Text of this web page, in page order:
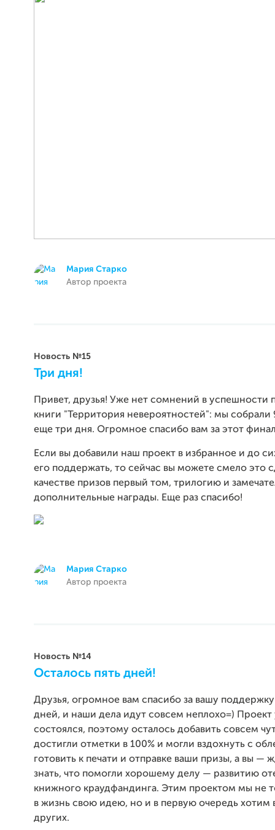
Мария Старко
Автор проекта
Новость №15
Три дня!
Привет, друзья! Уже нет сомнений в успешности
книги "Территория невероятностей": мы собрали
еще три дня. Огромное спасибо вам за этот
Если вы добавили наш проект в избранное и до
его поддержать, то сейчас вы можете смело это
качестве призов первый том, трилогию и
дополнительные награды. Еще раз спасибо!
Мария Старко
Автор проекта
Новость №14
Осталось пять дней!
Друзья, огромное вам спасибо за вашу
дней, и наши дела идут совсем неплохо=) Проект
состоялся, поэтому осталось добавить совсем
достигли отметки в 100% и могли вздохнуть с
готовить к печати и отправке ваши призы, а вы —
знать, что помогли хорошему делу — развитию
книжного краудфандинга. Этим проектом мы не
в жизнь свою идею, но и в первую очередь хотим
других.